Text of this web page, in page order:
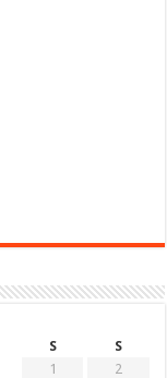
S
S
1
2